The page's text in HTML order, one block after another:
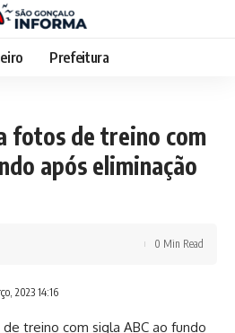
Prefeitura
fotos de treino com
após eliminação
2023 14:16
0 Min Read